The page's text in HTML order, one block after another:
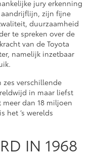
jury erkenning
zijn fijne
duurzaamheid
te spreken over de
van de Toyota
namelijk inzetbaar
verschillende
in maar liefst
meer dan 18 miljoen
het ’s werelds
IN 1968